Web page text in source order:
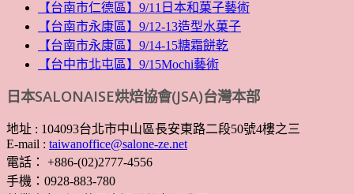
【台南市仁德區】9/11日本和菓子藝術
【台南市永康區】9/12-13造型水菓子
【台南市永康區】9/14-15糖霜餅乾
【台中市北屯區】9/15Mochi藝術
日本SALONAISE烘焙協會(JSA)台灣本部
地址 : 104093台北市中山區長安東路二段50號4樓之三
E-mail : taiwanoffice@salone-ze.net
電話： +886-(02)2777-4556
手機：0928-883-780